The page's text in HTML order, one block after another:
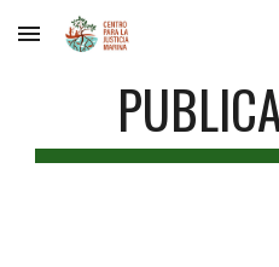
Skip to main content